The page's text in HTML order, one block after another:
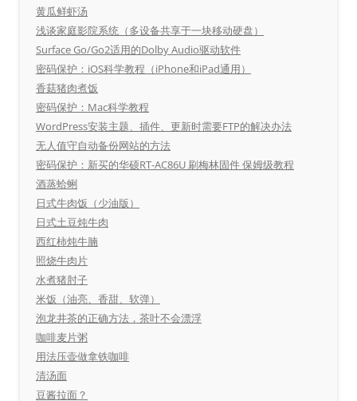
黄瓜鲜虾汤
浅谈家庭影院系统（多设备共享于一块移动硬盘）
Surface Go/Go2适用的Dolby Audio驱动软件
密码保护：iOS科学教程（iPhone和iPad通用）
香菇猪肉煮饭
密码保护：Mac科学教程
WordPress安装主题、插件、更新时需要FTP的解决办法
无人值守自动备份网站的方法
密码保护：新买的华硕RT-AC86U 刷梅林固件 保姆级教程
酒蒸蛤蜊
日式牛肉饭（少油版）
日式土豆炖牛肉
西红柿炖牛腩
照烧牛肉片
水煮猪肘子
米饭（油亮、香甜、软弹）
泡龙井茶的正确方法，茶叶不会漂浮
咖啡麦片粥
用法压壶做拿铁咖啡
清汤面
豆酱拉面？